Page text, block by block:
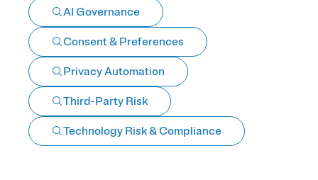
AI Governance
Consent & Preferences
Privacy Automation
Third-Party Risk
Technology Risk & Compliance